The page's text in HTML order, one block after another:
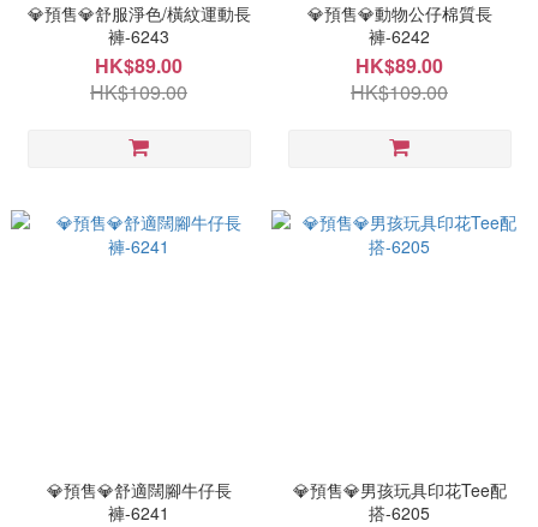
💎預售💎舒服淨色/橫紋運動長
褲-6243
HK$89.00
HK$109.00
💎預售💎動物公仔棉質長
褲-6242
HK$89.00
HK$109.00
💎預售💎舒適闊腳牛仔長
褲-6241
💎預售💎男孩玩具印花Tee配
搭-6205